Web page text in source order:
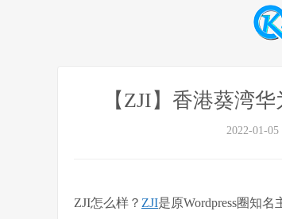
【ZJI】香港葵湾
2022-01-05
ZJI怎么样？ ZJI是原Wordpress圈知